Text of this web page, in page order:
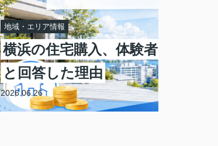
地域・エリア情報
横浜の住宅購入、体験者の83%
と回答した理由
2026.06.26